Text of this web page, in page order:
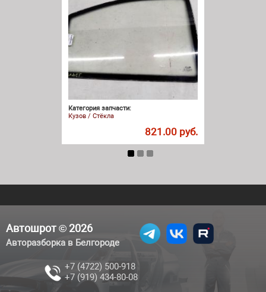
Категория запчасти:
Кузов / Стёкла
821.00 руб.
Автошрот © 2026
Авторазборка в Белгороде
+7 (4722) 500-918
+7 (919) 434-80-08